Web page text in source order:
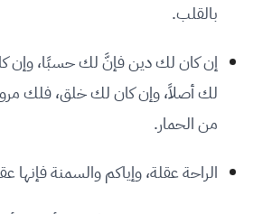
بالقلب.
إن كان لك دين فإنَّ لك حسبًا، وإن
لك أصلاً، وإن كان لك خلق، فلك
من الحمار.
الراحة عقلة، وإياكم والسمنة فإنها